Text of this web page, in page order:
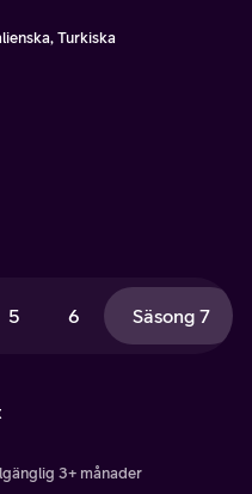
Turkiska
5 6 Säsong 7
3+ månader